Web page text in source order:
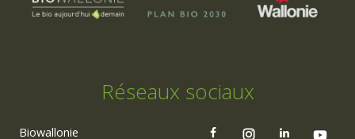
Réseaux sociaux
Biowallonie